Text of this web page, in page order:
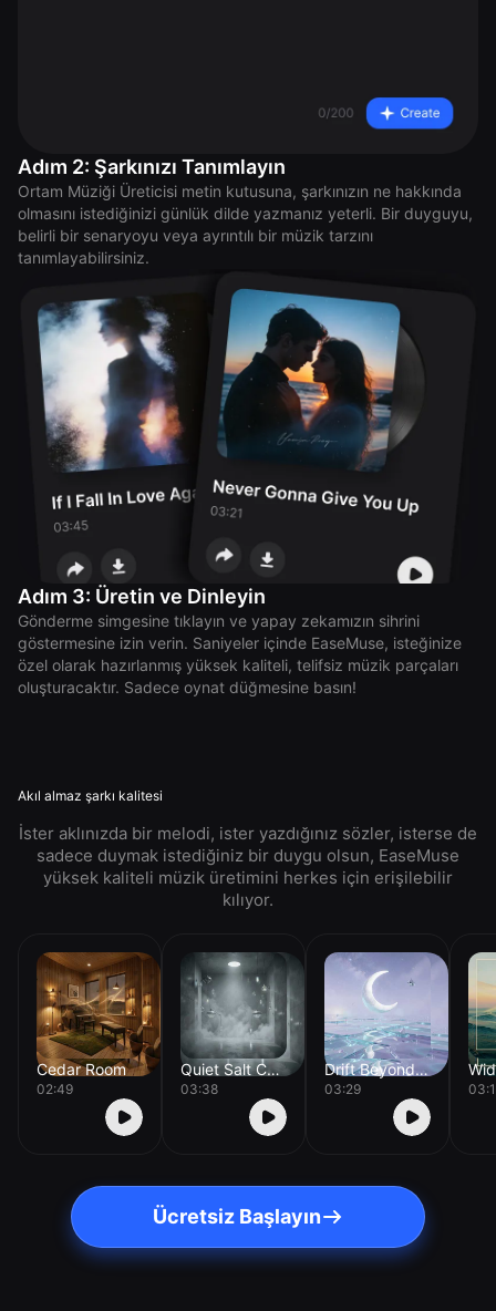
Adım 2: Şarkınızı Tanımlayın
Ortam Müziği Üreticisi metin kutusuna, şarkınızın ne hakkında
olmasını istediğinizi günlük dilde yazmanız yeterli. Bir duyguyu,
belirli bir senaryoyu veya ayrıntılı bir müzik tarzını
tanımlayabilirsiniz.
Adım 3: Üretin ve Dinleyin
Gönderme simgesine tıklayın ve yapay zekamızın sihrini
göstermesine izin verin. Saniyeler içinde EaseMuse, isteğinize
özel olarak hazırlanmış yüksek kaliteli, telifsiz müzik parçaları
oluşturacaktır. Sadece oynat düğmesine basın!
Akıl almaz şarkı kalitesi
İster aklınızda bir melodi, ister yazdığınız sözler, isterse de
sadece duymak istediğiniz bir duygu olsun, EaseMuse
yüksek kaliteli müzik üretimini herkes için erişilebilir
kılıyor.
Cedar Room
02:49
Quiet Salt Chamber
03:38
Drift Beyond Orion
03:29
Ücretsiz Başlayın